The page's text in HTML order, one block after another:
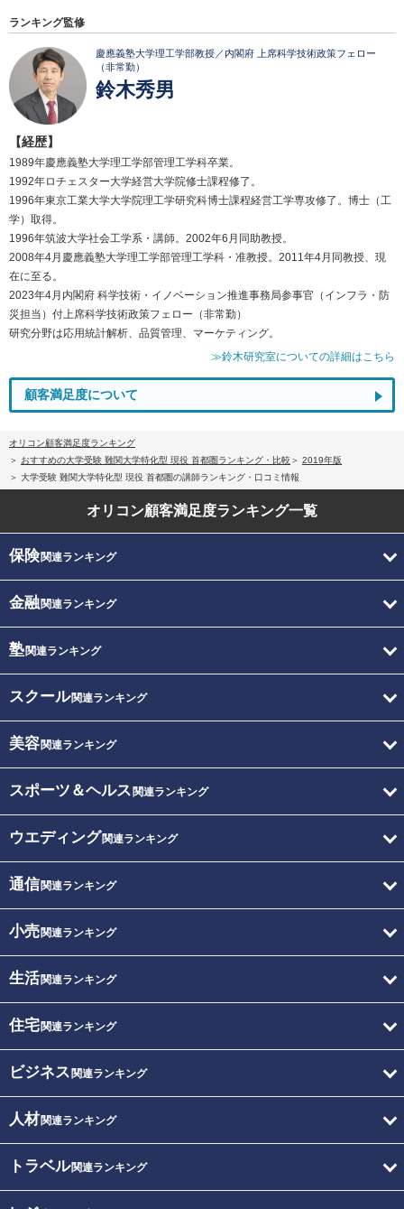
ランキング監修
慶應義塾大学理工学部教授／内閣府 上席科学技術政策フェロー
（非常勤）
鈴木秀男
【経歴】
1989年慶應義塾大学理工学部管理工学科卒業。
1992年ロチェスター大学経営大学院修士課程修了。
1996年東京工業大学大学院理工学研究科博士課程経営工学専攻修了。博士（工
学）取得。
1996年筑波大学社会工学系・講師。2002年6月同助教授。
2008年4月慶應義塾大学理工学部管理工学科・准教授。2011年4月同教授、現
在に至る。
2023年4月内閣府 科学技術・イノベーション推進事務局参事官（インフラ・防
災担当）付上席科学技術政策フェロー（非常勤）
研究分野は応用統計解析、品質管理、マーケティング。
≫鈴木研究室についての詳細はこちら
顧客満足度について
オリコン顧客満足度ランキング
おすすめの大学受験 難関大学特化型 現役 首都圏ランキング・比較
2019年版
大学受験 難関大学特化型 現役 首都圏の講師ランキング・口コミ情報
オリコン顧客満足度ランキング一覧
保険関連ランキング
金融関連ランキング
塾関連ランキング
スクール関連ランキング
美容関連ランキング
スポーツ＆ヘルス 関連ランキング
ウエディング関連ランキング
通信関連ランキング
小売関連ランキング
生活関連ランキング
住宅関連ランキング
ビジネス 関連ランキング
人材関連ランキング
トラベル関連ランキング